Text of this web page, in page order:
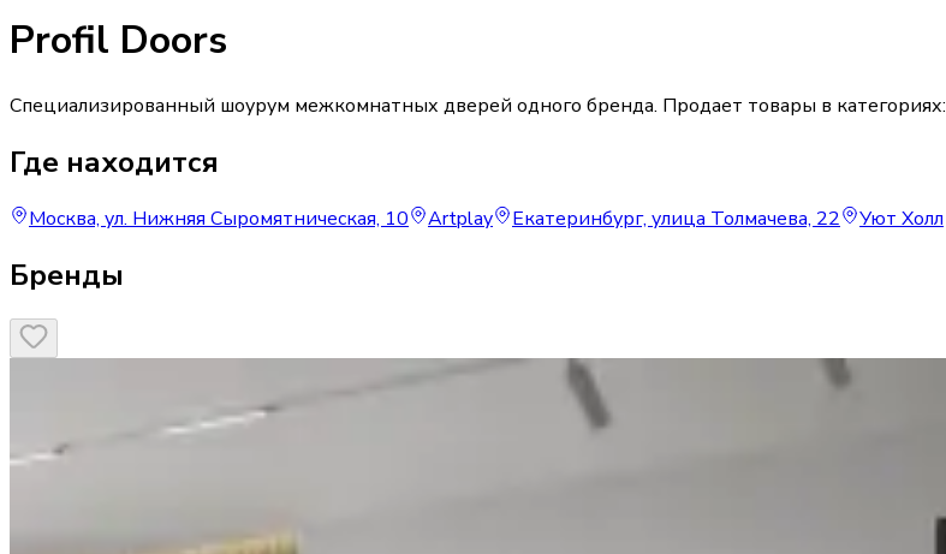
Profil Doors
Специализированный шоурум межкомнатных дверей одного бренда. Продает товары в категориях:
Где находится
Москва, ул. Нижняя Сыромятническая, 10 Artplay Екатеринбург, улица Толмачева, 22 Уют Холл
Бренды